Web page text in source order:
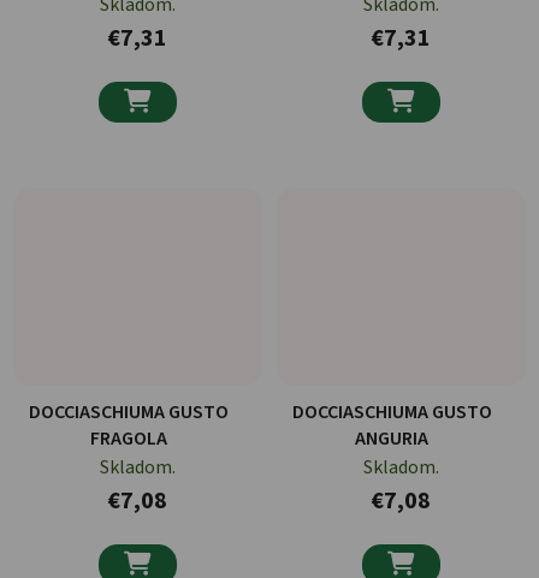
€7,31

€7,31

DOCCIASCHIUMA GUSTO
FRAGOLA
Skladom.
€7,08

DOCCIASCHIUMA GUSTO
ANGURIA
Skladom.
€7,08
